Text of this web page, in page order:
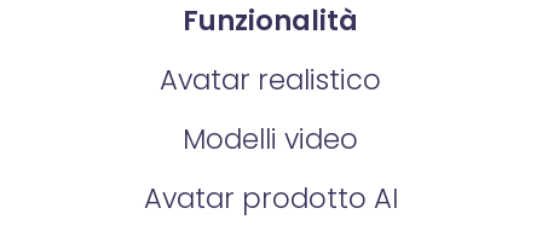
Funzionalità
Avatar realistico
Modelli video
Avatar prodotto AI